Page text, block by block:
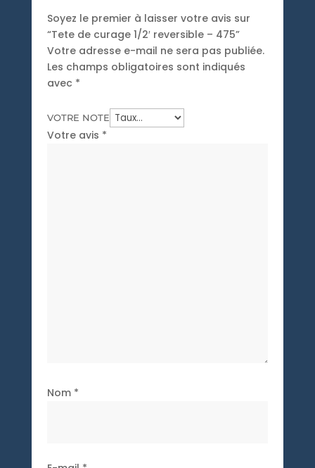
Soyez le premier à laisser votre avis sur
“Tete de curage 1/2′ reversible – 475”
Votre adresse e-mail ne sera pas publiée.
Les champs obligatoires sont indiqués
avec *
VOTRE NOTE
Votre avis *
Nom *